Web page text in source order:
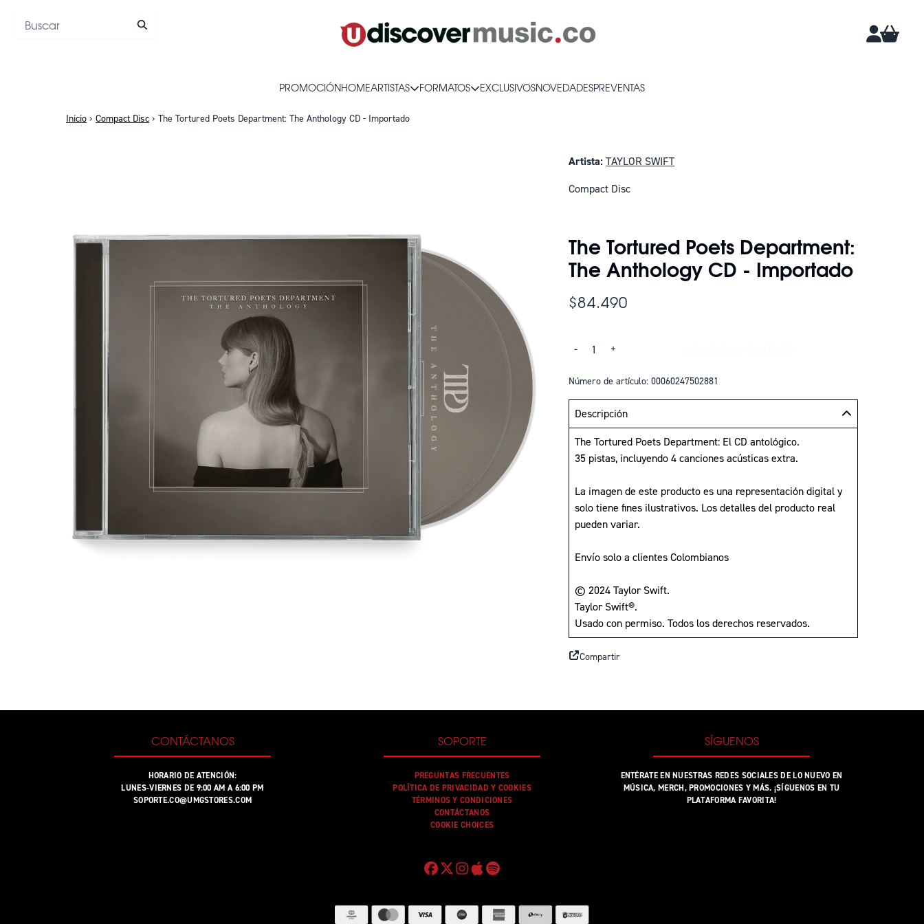
PROMOCIÓNHOMEARTISTAS FORMATOS EXCLUSIVOSNOVEDADESPREVENTAS
Inicio › Compact Disc › The Tortured Poets Department: The Anthology CD - Importado
Artista:TAYLOR SWIFT
Compact Disc
The Tortured Poets Department:
The Anthology CD - Importado
$84.490
Cantidad
- +
Número de artículo: 00060247502881
Descripción
The Tortured Poets Department: El CD antológico.
35 pistas, incluyendo 4 canciones acústicas extra.
La imagen de este producto es una representación digital y
solo tiene fines ilustrativos. Los detalles del producto real
pueden variar.
Envío solo a clientes Colombianos
© 2024 Taylor Swift.
Taylor Swift®.
Usado con permiso. Todos los derechos reservados.
Compartir
CONTÁCTANOS
HORARIO DE ATENCIÓN:
LUNES-VIERNES DE 9:00 AM A 6:00 PM
SOPORTE.CO@UMGSTORES.COM
SOPORTE
PREGUNTAS FRECUENTES
POLÍTICA DE PRIVACIDAD Y COOKIES
TÉRMINOS Y CONDICIONES
CONTÁCTANOS
COOKIE CHOICES
SÍGUENOS
ENTÉRATE EN NUESTRAS REDES SOCIALES DE LO NUEVO EN
MÚSICA, MERCH, PROMOCIONES Y MÁS. ¡SÍGUENOS EN TU
PLATAFORMA FAVORITA!